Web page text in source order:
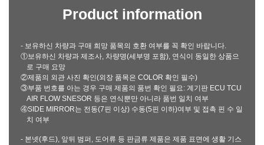
Product information
- 보유하신 차량과 구매 희망 품목의 호환 여부를 꼭 확인 바랍니다.
①보유하신 차량과 제조사, 차량명(세부명 포함), 연식이 동일한 상품으
로 구매 요망
②제품의 외관 사진 확인(외장 품목은 COLOR 확인 필수)
③부품 번호를 아는 경우 구매 제품의 품번 확인 필요: 계기판 ECU TCU
AIR FLOW SNESOR 등은 연식뿐만 아니라 품번 일치 여부
④SIDE MIRROR는 전동(7핀 이상) 수동(5핀 이하)여부 및 접촉 핀 수 일
치 여부
- 본넷(후드), 앞뒤 범퍼, 도어류 등 판금류 제품은 제품 표면에 생활 기스